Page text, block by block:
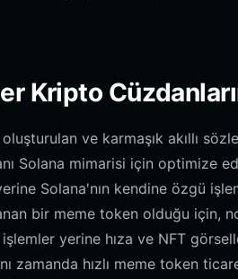
Kripto
ve karmaşık akıllı
Solana mimarisi için optimize
Solana'nın kendine özgü
bir meme token olduğu için,
yerine hıza ve NFT
zamanda hızlı meme token